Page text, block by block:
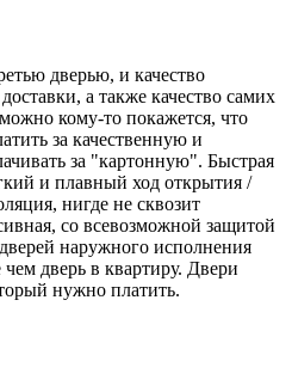
дверью, и качество
а также качество самих
кому-то покажется, что
за качественную и
за "картонную". Быстрая
и плавный ход открытия /
нигде не сквозит
со всевозможной защитой
наружного исполнения
дверь в квартиру. Двери
нужно платить.